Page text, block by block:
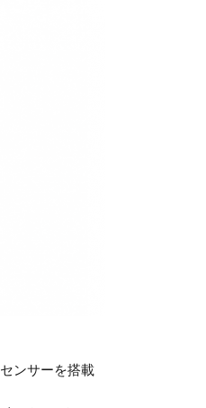
ンサーを搭載